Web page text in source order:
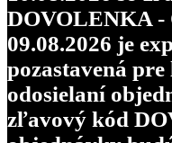
DOVOLENKA -
09.08.2026 je
pozastavená
odosielaní
zľavový kód